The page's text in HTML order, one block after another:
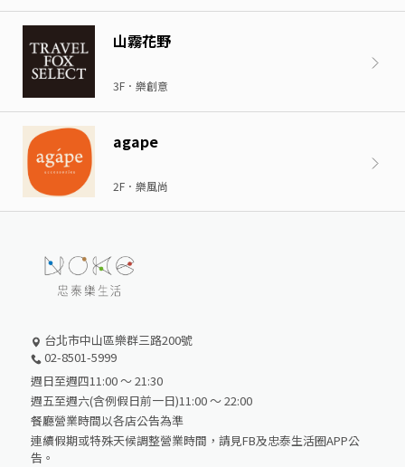
山霧花野
3F．樂創意
agape
2F．樂風尚
台北市中山區樂群三路200號
02-8501-5999
週日至週四11:00 ～ 21:30
週五至週六(含例假日前一日)11:00 ～ 22:00
餐廳營業時間以各店公告為準
連續假期或特殊天候調整營業時間，請見FB及忠泰生活圈APP公
告。